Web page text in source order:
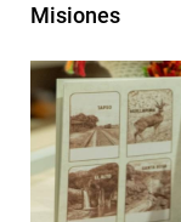
Misiones